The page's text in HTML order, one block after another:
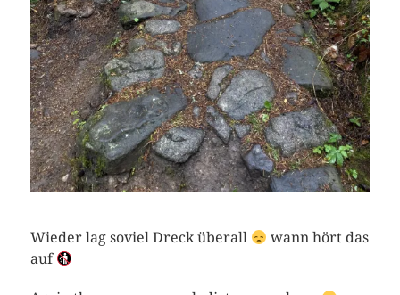
Wieder lag soviel Dreck überall
wann hört das
auf